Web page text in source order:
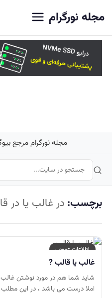
مجله نورگرام
مجله نورگرام مرجع
برچسب: در غالب یا در
اطلاعات عمومی
غالب یا قالب ?
شاید شما هم در مورد نوشتن
املا درست می باشد ، در این مطلب